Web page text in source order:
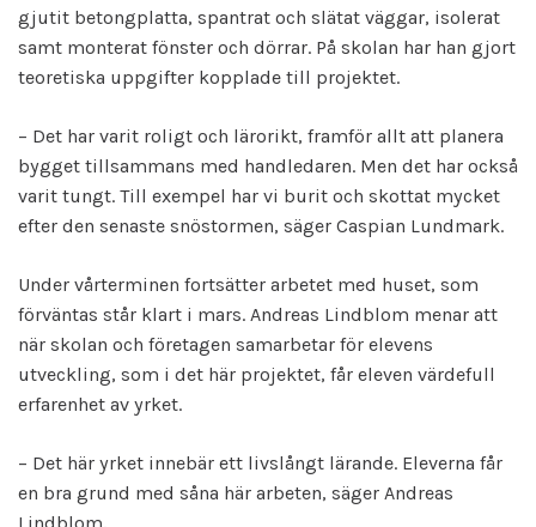
gjutit betongplatta, spantrat och slätat väggar, isolerat
samt monterat fönster och dörrar. På skolan har han gjort
teoretiska uppgifter kopplade till projektet.
– Det har varit roligt och lärorikt, framför allt att planera
bygget tillsammans med handledaren. Men det har också
varit tungt. Till exempel har vi burit och skottat mycket
efter den senaste snöstormen, säger Caspian Lundmark.
Under vårterminen fortsätter arbetet med huset, som
förväntas står klart i mars. Andreas Lindblom menar att
när skolan och företagen samarbetar för elevens
utveckling, som i det här projektet, får eleven värdefull
erfarenhet av yrket.
– Det här yrket innebär ett livslångt lärande. Eleverna får
en bra grund med såna här arbeten, säger Andreas